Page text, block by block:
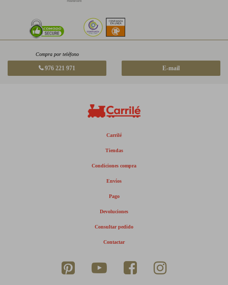
Compra por teléfono
976 221 971 E-mail
Carrilé
Tiendas
Condiciones compra
Envíos
Pago
Devoluciones
Consultar pedido
Contactar